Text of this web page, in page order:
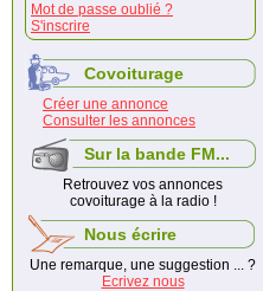
Mot de passe oublié ?
S'inscrire
Covoiturage
Créer une annonce
Consulter les annonces
Sur la bande FM...
Retrouvez vos annonces
covoiturage à la radio !
Nous écrire
Une remarque, une suggestion ... ?
Ecrivez nous